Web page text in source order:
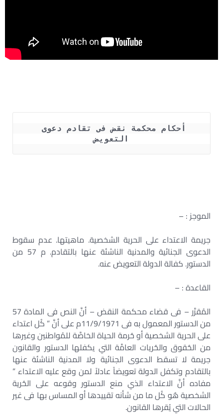
التعويض
الموجز : –
جريمة الاعتداء على الحرية الشخصية. ماهيتها. عدم سقوط
الدعوى الجنائية والمدنية الناشئة عنها بالتقادم. م ‏‏57 من
الدستور. كفالة الدولة التعويض عنه.‏
القاعدة : –
المُقرَّر – فى قضاء محكمة النقض – أنَّ النص فى المادة 57
من الدستور المعمول به فى ‏‏11/9/1971م على أنَّ ” كُل اعتداء
على الحرية الشخصية أو حُرمة الحياة الخاصَّة للمُواطنين وغيرها
من ‏الحُقوق والحُريات العامَّة التي يكفلها الدستور والقانون
جريمة لا تسقط الدعوى الجنائية ولا المدنية الناشئة ‏عنها
بالتقادم وتكفل الدولة تعويضاً عادلاً لمن وقع عليه الاعتداء ”
مفاده أنَّ الاعتداء الذي منع الدستور ‏وقوعه على الحُرية
الشخصية هُو كُل ما من شأنه تقييدها أو المساس بها فى غير
الحالات التي يُقرها ‏القانون.‏